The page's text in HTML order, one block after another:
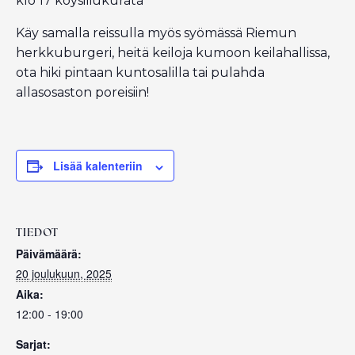
Käy samalla reissulla myös syömässä Riemun
herkkuburgeri, heitä keiloja kumoon keilahallissa,
ota hiki pintaan kuntosalilla tai pulahda
allasosaston poreisiin!
Lisää kalenteriin
TIEDOT
Päivämäärä:
20 joulukuun, 2025
Aika:
12:00 - 19:00
Sarjat: